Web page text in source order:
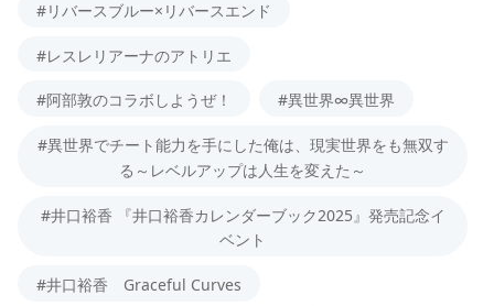
#リバースブルー×リバースエンド
#レスレリアーナのアトリエ
#阿部敦のコラボしようぜ！ #異世界∞異世界
#異世界でチート能力を手にした俺は、現実世界をも無双す
る～レベルアップは人生を変えた～
#井口裕香 『井口裕香カレンダーブック2025』発売記念イ
ベント
#井口裕香 Graceful Curves